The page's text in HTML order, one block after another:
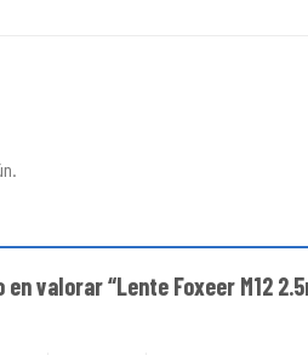
en valorar “Lente Foxeer M12